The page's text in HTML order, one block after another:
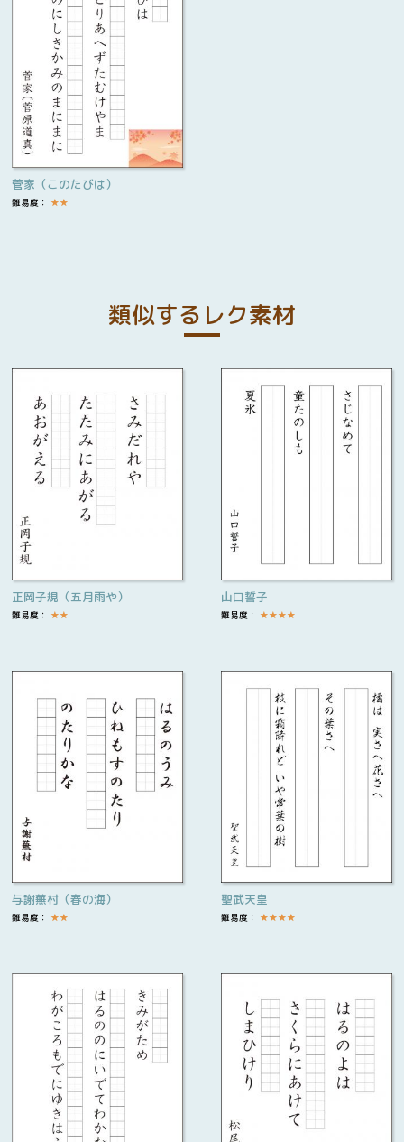
菅家（このたびは）
難易度： ★★
類似するレク素材
正岡子規（五月雨や）
難易度： ★★
山口誓子
難易度： ★★★★
与謝蕪村（春の海）
難易度： ★★
聖武天皇
難易度： ★★★★